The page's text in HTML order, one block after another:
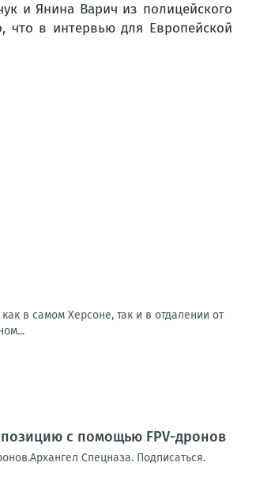
и Янина Варич из полицейского
что в интервью для Европейской
в самом Херсоне, так и в отдалении от
с помощью FPV-дронов
Спецназа. Подписаться.